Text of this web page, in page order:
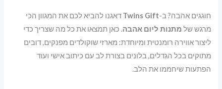
חוגגים אהבה? ב-Twins Gift דאגנו להביא לכם את המגוון הכי
מרגש של מתנות ליום אהבה. כאן תמצאו את כל מה שצריך כדי
ליצור אווירה רומנטית ומיוחדת: מארזי שוקולדים מפנקים, דובים
מתוקים בכל הגדלים, בלונים בצורת לב עם כיתוב אישי ועוד
הפתעות שיחממו את הלב.